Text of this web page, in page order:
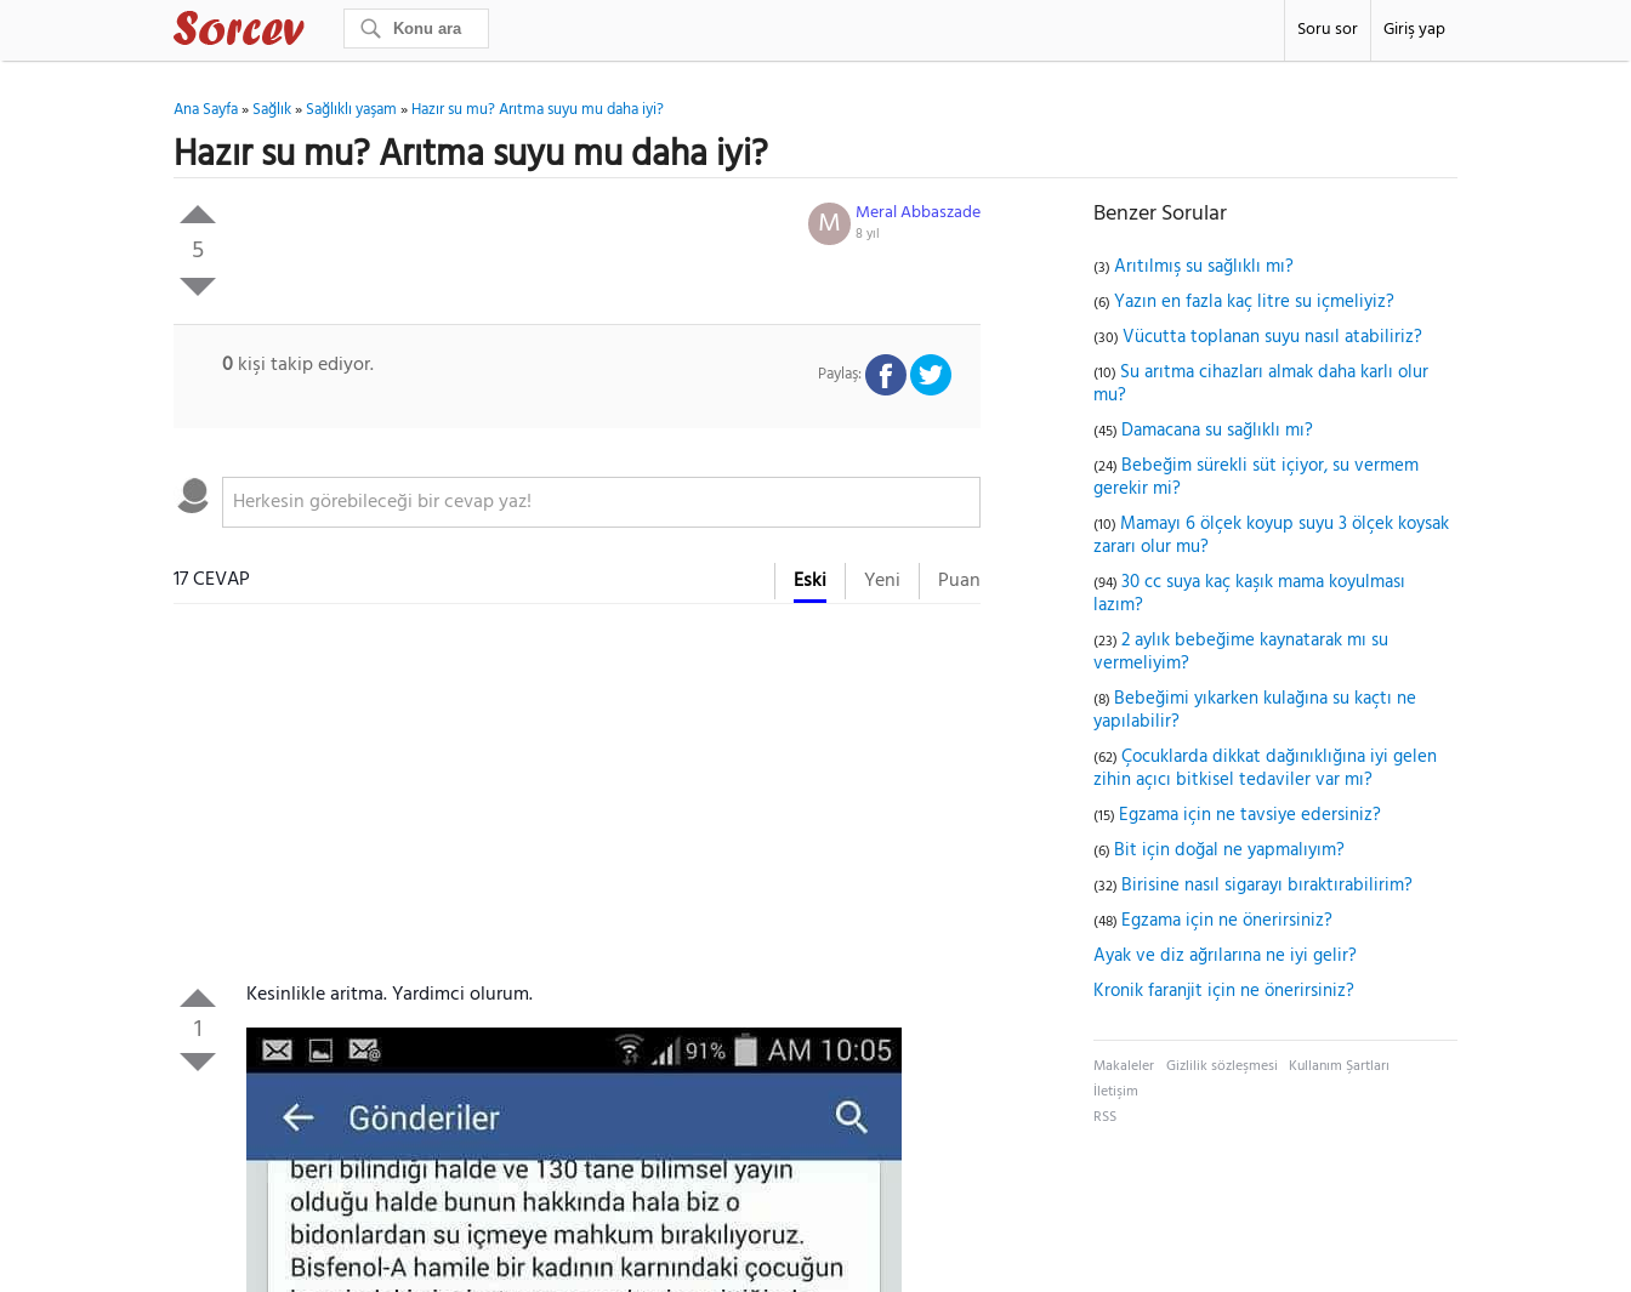
Giriş yap
Soru sor
Ana Sayfa»Sağlık»Sağlıklı yaşam»Hazır su mu? Arıtma suyu mu daha iyi?
Hazır su mu? Arıtma suyu mu daha iyi?
5
Meral Abbaszade
8 yıl
M
0kişi takip ediyor. Paylaş:
17 CEVAP Eski Yeni Puan
1
Kesinlikle aritma. Yardimci olurum.
Benzer Sorular
(3) Arıtılmış su sağlıklı mı?
(6) Yazın en fazla kaç litre su içmeliyiz?
(30) Vücutta toplanan suyu nasıl atabiliriz?
(10) Su arıtma cihazları almak daha karlı olur
mu?
(45) Damacana su sağlıklı mı?
(24) Bebeğim sürekli süt içiyor, su vermem
gerekir mi?
(10) Mamayı 6 ölçek koyup suyu 3 ölçek koysak
zararı olur mu?
(94) 30 cc suya kaç kaşık mama koyulması
lazım?
(23) 2 aylık bebeğime kaynatarak mı su
vermeliyim?
(8) Bebeğimi yıkarken kulağına su kaçtı ne
yapılabilir?
(62) Çocuklarda dikkat dağınıklığına iyi gelen
zihin açıcı bitkisel tedaviler var mı?
(15) Egzama için ne tavsiye edersiniz?
(6) Bit için doğal ne yapmalıyım?
(32) Birisine nasıl sigarayı bıraktırabilirim?
(48) Egzama için ne önerirsiniz?
Ayak ve diz ağrılarına ne iyi gelir?
Kronik faranjit için ne önerirsiniz?
Makaleler Gizlilik sözleşmesi Kullanım Şartları
İletişim
RSS